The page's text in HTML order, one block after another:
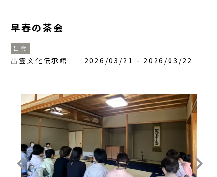
早春の茶会
出雲
出雲文化伝承館 2026/03/21 - 2026/03/22
keyboard_arrow_left keyboard_arrow_right